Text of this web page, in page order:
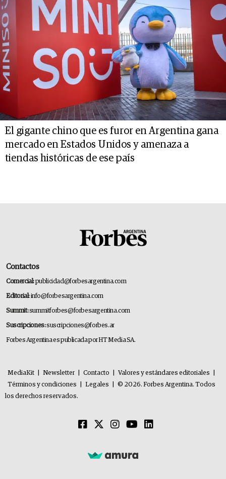
El gigante chino que es furor en Argentina gana
mercado en Estados Unidos y amenaza a
tiendas históricas de ese país
Contactos
Comercial:publicidad@forbesargentina.com
Editorial:info@forbesargentina.com
Summit:summitforbes@forbesargentina.com
Suscripciones:suscripciones@forbes.ar
Forbes Argentina es publicada por HT Media SA.
MediaKit Newsletter Contacto Valores y estándares editoriales
Términos y condiciones
Legales
© 2026. Forbes Argentina. Todos
los derechos reservados.